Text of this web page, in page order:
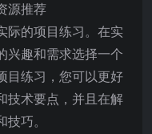
际的项目练习。在实
兴趣和需求选择一个
目练习，您可以更好
技术要点，并且在解
巧。